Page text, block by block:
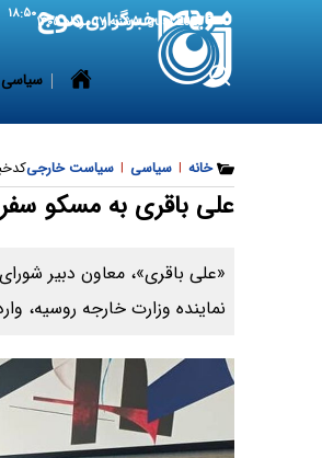
8 August 2026 شنبه ۱۷ مرداد ۱۴۰۵ ۱۸:۵۰
سیاسی
خانه | سیاسی | سیاست خارجی
علی باقری به مسکو
«علی باقری»، معاون دبیر
نماینده وزارت خارجه روسیه،